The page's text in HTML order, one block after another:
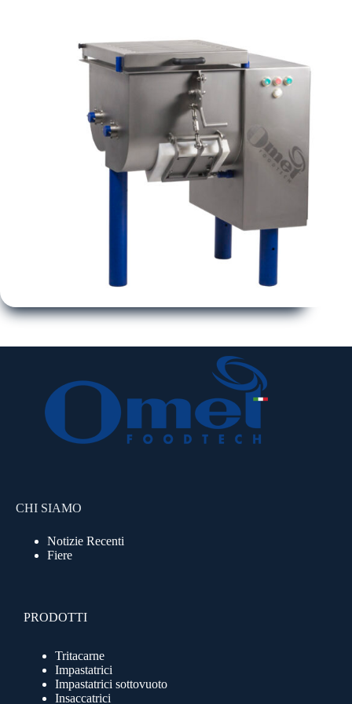
CHI SIAMO
Notizie Recenti
Fiere
PRODOTTI
Tritacarne
Impastatrici
Impastatrici sottovuoto
Insaccatrici